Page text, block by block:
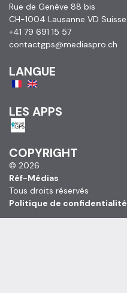
Rue de Genève 88 bis
CH-1004 Lausanne VD Suisse
+41 79 691 15 57
contactgps@mediaspro.ch
LANGUE
LES APPS
COPYRIGHT
© 2026
Réf-Médias
Tous droits réservés
Politique de confidentialité